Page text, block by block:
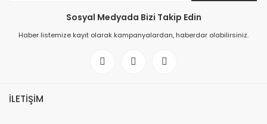
Sosyal Medyada Bizi Takip Edin
Haber listemize kayıt olarak kampanyalardan, haberdar olabilirsiniz.
İLETİŞİM